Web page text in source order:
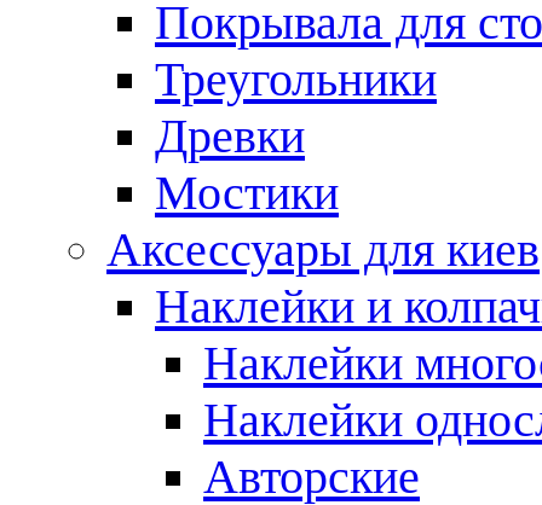
Покрывала для
Треугольники
Древки
Мостики
Аксессуары для киев
Наклейки и
Наклейки
Наклейки
Авторские